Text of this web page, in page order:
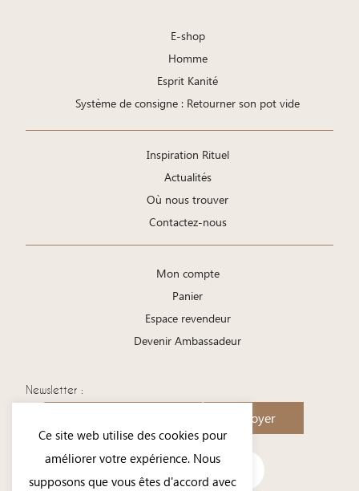
E-shop
Homme
Esprit Kanité
Système de consigne : Retourner son pot vide
Inspiration Rituel
Actualités
Où nous trouver
Contactez-nous
Mon compte
Panier
Espace revendeur
Devenir Ambassadeur
Newsletter :
Envoyer
Ce site web utilise des cookies pour
améliorer votre expérience. Nous
supposons que vous êtes d'accord avec